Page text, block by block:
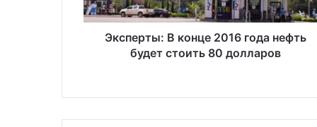
ы
:
ц
Эксперты: В конце 2016 года нефть
будет стоить 80 долларов